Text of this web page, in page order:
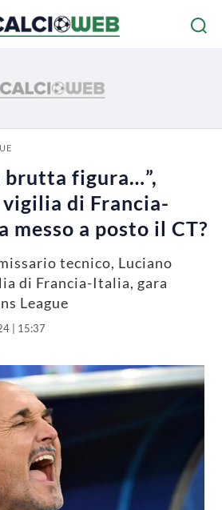
brutta figura…”,
di Francia-
messo a posto il CT?
tecnico, Luciano
di Francia-Italia, gara
League
| 15:37